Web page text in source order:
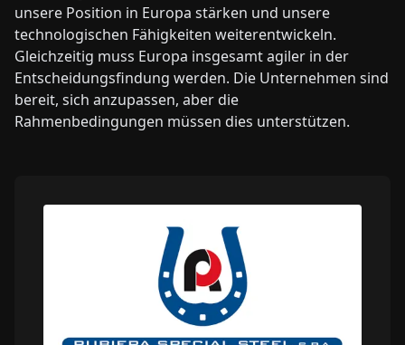
unsere Position in Europa stärken und unsere
technologischen Fähigkeiten weiterentwickeln.
Gleichzeitig muss Europa insgesamt agiler in der
Entscheidungsfindung werden. Die Unternehmen sind
bereit, sich anzupassen, aber die
Rahmenbedingungen müssen dies unterstützen.